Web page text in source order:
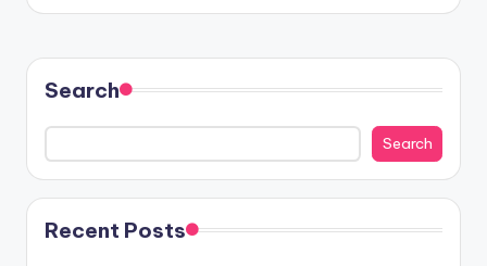
Search
Search
Recent Posts